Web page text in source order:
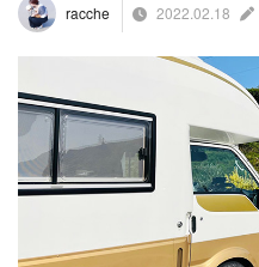
racche 2022.02.18